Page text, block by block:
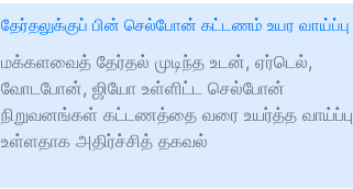
தேர்தலுக்குப் பின் செல்போன் கட்டணம் உயர வாய்ப்பு
மக்களவைத் தேர்தல் முடிந்த உடன், ஏர்டெல்,
வோடபோன், ஜியோ உள்ளிட்ட செல்போன்
நிறுவனங்கள் கட்டணத்தை வரை உயர்த்த வாய்ப்பு
உள்ளதாக அதிர்ச்சித் தகவல்